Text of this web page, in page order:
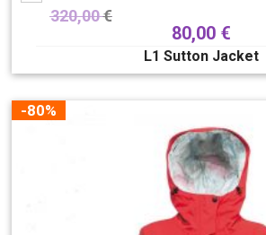
320,00€
80,00 €
L1 Sutton Jacket
-80%